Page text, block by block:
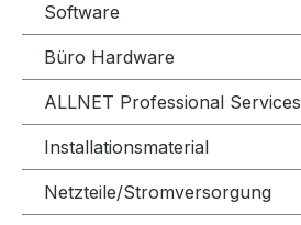
Software
Büro Hardware
ALLNET Professional Services
Installationsmaterial
Netzteile/Stromversorgung